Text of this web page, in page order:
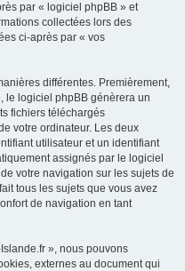
par « logiciel phpBB » et
collectées lors des
ci-après par « vos
différentes. Premièrement,
le logiciel phpBB génèrera un
fichiers téléchargés
votre ordinateur. Les deux
utilisateur et un identifiant
assignés par le logiciel
votre navigation sur les sujets de
tous les sujets que vous avez
de navigation en tant
», nous pouvons
externes au document qui